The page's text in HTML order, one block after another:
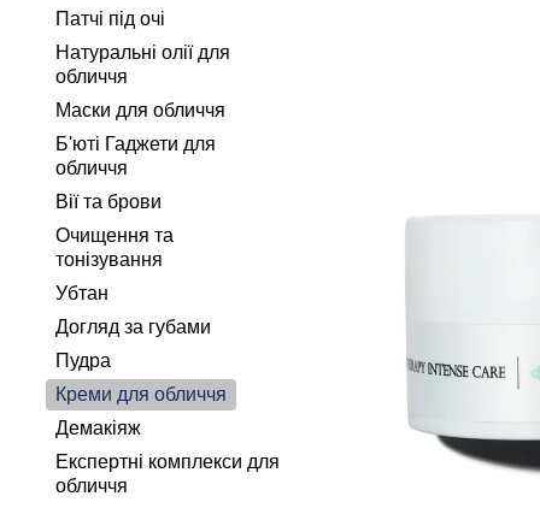
Патчі під очі
Натуральні олії для
обличчя
Маски для обличчя
Б'юті Гаджети для
обличчя
Вії та брови
Очищення та
тонізування
Убтан
Догляд за губами
Пудра
Креми для обличчя
Демакіяж
Експертні комплекси для
обличчя